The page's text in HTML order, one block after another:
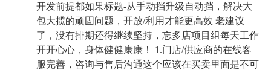
开发前提都如果标题-从手动挡升级自动挡，解决大
包大揽的顽固问题，开放/利用才能更高效 老建议
了，没有排期还得继续坚持，忘多店项目组每天工作
开开心心，身体健健康康！ 1.门店/供应商的在线客
服完善，咨询与售后沟通这个应该在买卖里面是不可